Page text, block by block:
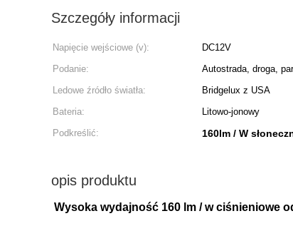
Szczegóły informacji
Napięcie wejściowe (v): DC12V
Podanie:
Autostrada, droga,
Ledowe źródło światła:
Bridgelux z USA
Bateria:
Litowo-jonowy
Podkreślić:
160lm / W
opis produktu
Wysoka wydajność 160 lm / w ciśnieniowe